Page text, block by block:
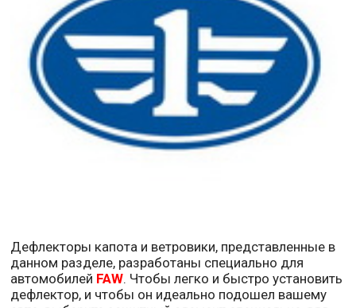
Дефлекторы капота и ветровики, представленные в
данном разделе, разработаны специально для
автомобилей FAW. Чтобы легко и быстро установить
дефлектор, и чтобы он идеально подошел вашему